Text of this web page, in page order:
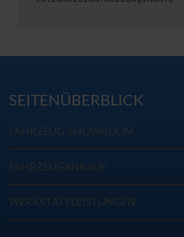
SEITENÜBERBLICK
FAHRZEUG-SHOWROOM
FAHRZEUGANKAUF
WERKSTATTLEISTUNGEN